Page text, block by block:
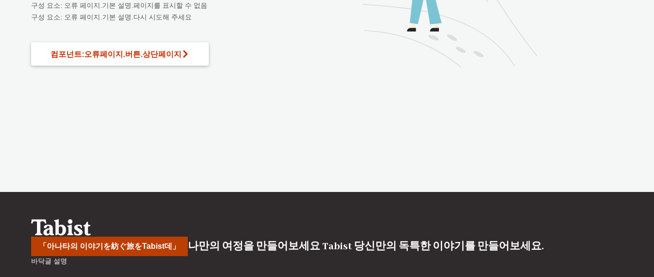
구성 요소: 오류 페이지.기본 설명.페이지를 표시할 수 없음
구성 요소: 오류 페이지.기본 설명.다시 시도해 주세요
컴포넌트:오류페이지.버튼.상단페이지
「아나타의 이야기を紡ぐ旅をTabist데」 나만의 여정을 만들어보세요 Tabist 당신만의 독특한 이야기를 만들어보세요.
바닥글 설명